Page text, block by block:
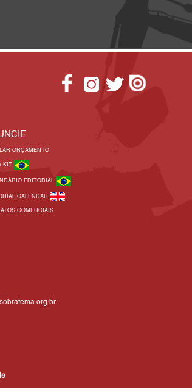
ORÇAMENTO
KIT
EDITORIAL
CALENDAR
COMERCIAIS